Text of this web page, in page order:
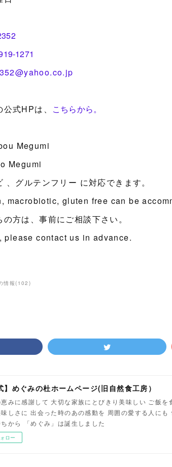
1271
式HPは、 こちらから。
Megumi
Megumi
、グルテンフリー に対応できます。
macrobiotic, gluten free can be
方は、事前にご相談下さい。
contact us in advance.
情報( 102 )
】めぐみの杜ホームページ(旧自然食工房）
みに感謝して 大切な家族にとびきり美味しい ご飯
しさに 出会った時のあの感動を 周囲の愛する人に
ちから 「めぐみ」は誕生しました
ロー